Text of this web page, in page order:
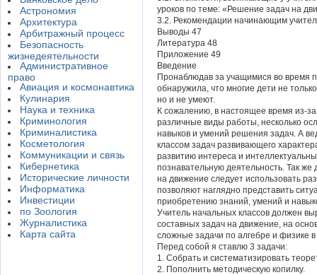
Астрономия
Архитектура
Арбитражный процесс
Безопасность
жизнедеятельности
Административное
право
Авиация и космонавтика
Кулинария
Наука и техника
Криминология
Криминалистика
Косметология
Коммуникации и связь
Кибернетика
Исторические личности
Информатика
Инвестиции
по Зоология
Журналистика
Карта сайта
уроков по теме: «Решение задач на
3.2. Рекомендации начинающим
Выводы 47
Литература 48
Приложение 49
Введение
Пронаблюдав за учащимися во время
обнаружила, что многие дети не
но и не умеют.
К сожалению, в настоящее время из-
различные виды работы, несколько
навыков и умений решения задач. А
классом задач развивающего
развитию интереса и
познавательную деятельность. Так
на движение следует использовать
позволяют наглядно представить
приобретению знаний, умений и
Учитель начальных классов должен
составных задач на движение, на
сложные задачи по алгебре и физике
Перед собой я ставлю 3 задачи:
1. Собрать и систематизировать
2. Пополнить методическую копилку.